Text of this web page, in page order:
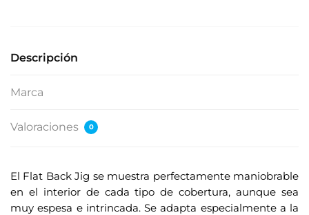
Descripción
Marca
Valoraciones 0
El Flat Back Jig se muestra perfectamente maniobrable
en el interior de cada tipo de cobertura, aunque sea
muy espesa e intrincada. Se adapta especialmente a la